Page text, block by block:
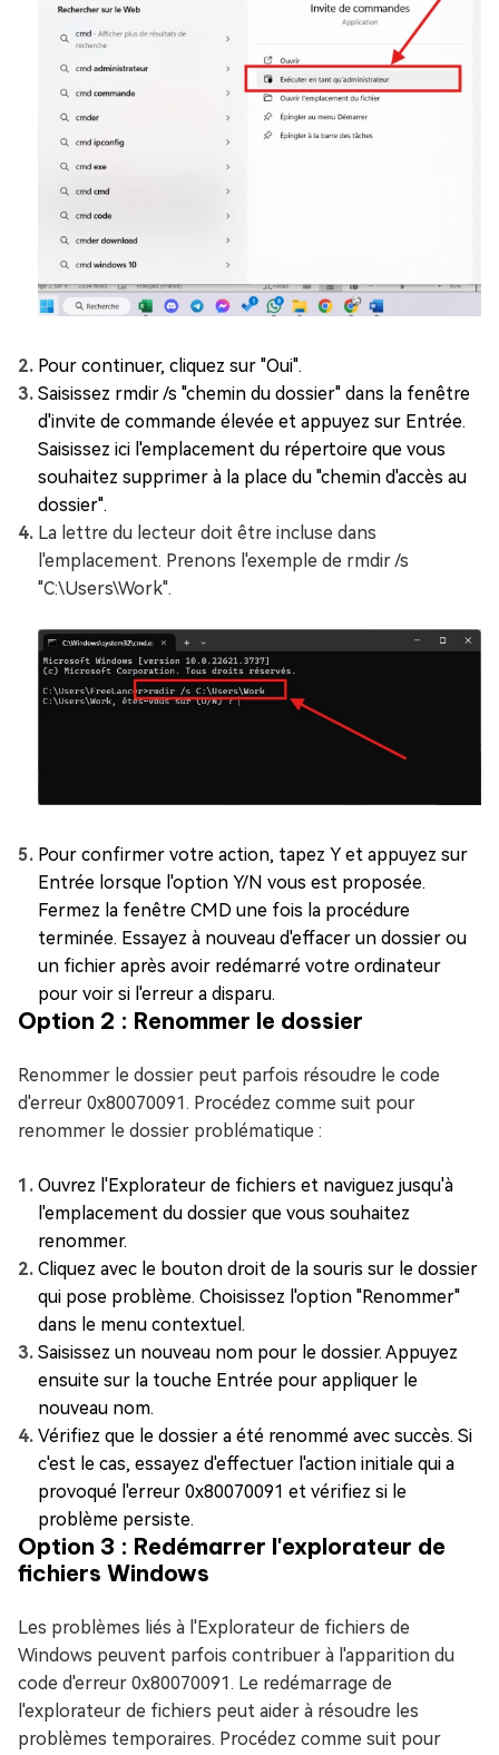
Pour continuer, cliquez sur "Oui".
Saisissez rmdir /s "chemin du dossier" dans la fenêtre
d'invite de commande élevée et appuyez sur Entrée.
Saisissez ici l'emplacement du répertoire que vous
souhaitez supprimer à la place du "chemin d'accès au
dossier".
La lettre du lecteur doit être incluse dans
l'emplacement. Prenons l'exemple de rmdir /s
"C:\Users\Work".
Pour confirmer votre action, tapez Y et appuyez sur
Entrée lorsque l'option Y/N vous est proposée.
Fermez la fenêtre CMD une fois la procédure
terminée. Essayez à nouveau d'effacer un dossier ou
un fichier après avoir redémarré votre ordinateur
pour voir si l'erreur a disparu.
Option 2 : Renommer le dossier
Renommer le dossier peut parfois résoudre le code
d'erreur 0x80070091. Procédez comme suit pour
renommer le dossier problématique :
Ouvrez l'Explorateur de fichiers et naviguez jusqu'à
l'emplacement du dossier que vous souhaitez
renommer.
Cliquez avec le bouton droit de la souris sur le dossier
qui pose problème. Choisissez l'option "Renommer"
dans le menu contextuel.
Saisissez un nouveau nom pour le dossier. Appuyez
ensuite sur la touche Entrée pour appliquer le
nouveau nom.
Vérifiez que le dossier a été renommé avec succès. Si
c'est le cas, essayez d'effectuer l'action initiale qui a
provoqué l'erreur 0x80070091 et vérifiez si le
problème persiste.
Option 3 : Redémarrer l'explorateur de
fichiers Windows
Les problèmes liés à l'Explorateur de fichiers de
Windows peuvent parfois contribuer à l'apparition du
code d'erreur 0x80070091. Le redémarrage de
l'explorateur de fichiers peut aider à résoudre les
problèmes temporaires. Procédez comme suit pour